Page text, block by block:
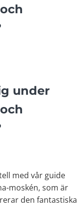
under
med vår guide
moskén, som är
den fantastiska